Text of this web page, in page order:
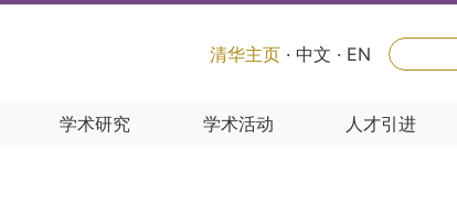
学术研究 学术活动 人才引进
清华主页 · 中文 · EN